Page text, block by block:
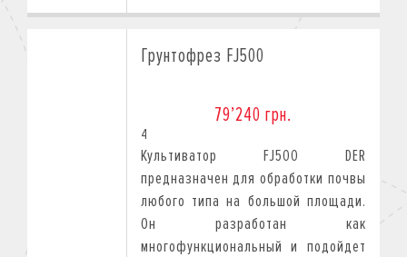
Грунтофрез FJ500
79’240 грн.
4
Культиватор FJ500 DER
предназначен для обработки почвы
любого типа на большой площади.
Он разработан как
многофункциональный и подойдет